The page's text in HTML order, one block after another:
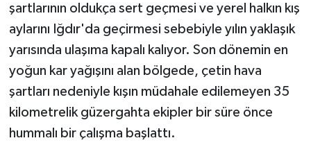
şartlarının oldukça sert geçmesi ve yerel halkın kış
aylarını Iğdır'da geçirmesi sebebiyle yılın yaklaşık
yarısında ulaşıma kapalı kalıyor. Son dönemin en
yoğun kar yağışını alan bölgede, çetin hava
şartları nedeniyle kışın müdahale edilemeyen 35
kilometrelik güzergahta ekipler bir süre önce
hummalı bir çalışma başlattı.
TEKNOLOJİ
TİCARET
YAŞAM